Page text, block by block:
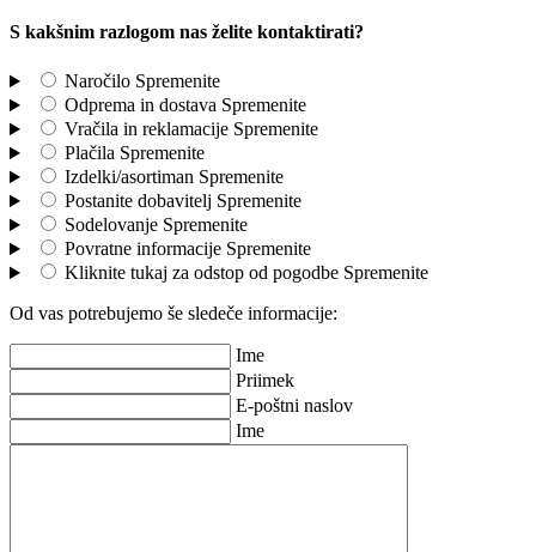
S kakšnim razlogom nas želite kontaktirati?
Naročilo Spremenite
Odprema in dostava Spremenite
Vračila in reklamacije Spremenite
Plačila Spremenite
Izdelki/asortiman Spremenite
Postanite dobavitelj Spremenite
Sodelovanje Spremenite
Povratne informacije Spremenite
Kliknite tukaj za odstop od pogodbe Spremenite
Od vas potrebujemo še sledeče informacije:
Ime
Priimek
E-poštni naslov
Ime